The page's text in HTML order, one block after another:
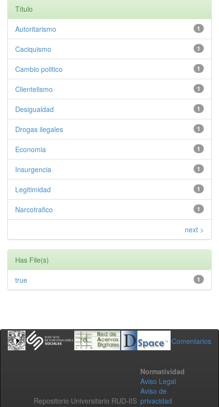
Título
1
Autoritarismo
1
Caciquismo
1
Cambio politico
1
Clientelismo
1
Desigualdad
1
Drogas ilegales
1
Economia
1
Insurgencia
1
Legitimidad
1
Narcotrafico
next >
Has File(s)
1
true
Comentarios
Repositorio Universitario RUD-IIS
Normatividad
Aviso Legal
Aviso de
privacidad